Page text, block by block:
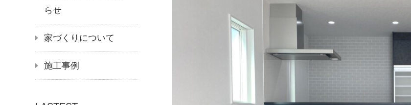
らせ
家づくりについて
施工事例